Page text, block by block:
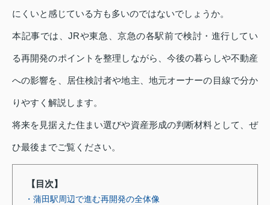
にくいと感じている方も多いのではないでしょうか。
本記事では、JRや東急、京急の各駅前で検討・進行してい
る再開発のポイントを整理しながら、今後の暮らしや不動産
への影響を、居住検討者や地主、地元オーナーの目線で分か
りやすく解説します。
将来を見据えた住まい選びや資産形成の判断材料として、ぜ
ひ最後までご覧ください。
【目次】
・蒲田駅周辺で進む再開発の全体像